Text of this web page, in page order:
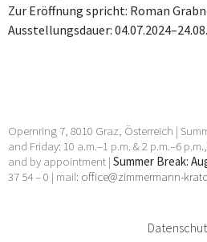
Zur Eröffnung spricht: Roman
Ausstellungsdauer:
Opernring 7, 8010 Graz, Österreich |
and Friday: 10 a.m.–1 p.m. & 2 p.m.–6
and by appointment | Summer Break:
37 54 – 0 | mail: office@zimmermann-